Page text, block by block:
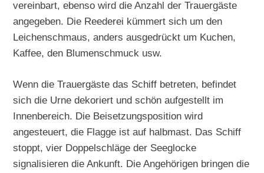
vereinbart, ebenso wird die Anzahl der Trauergäste
angegeben. Die Reederei kümmert sich um den
Leichenschmaus, anders ausgedrückt um Kuchen,
Kaffee, den Blumenschmuck usw.
Wenn die Trauergäste das Schiff betreten, befindet
sich die Urne dekoriert und schön aufgestellt im
Innenbereich. Die Beisetzungsposition wird
angesteuert, die Flagge ist auf halbmast. Das Schiff
stoppt, vier Doppelschläge der Seeglocke
signalisieren die Ankunft. Die Angehörigen bringen die